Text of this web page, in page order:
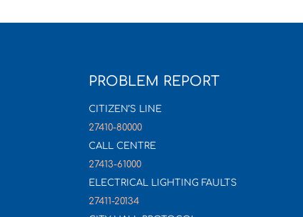
PROBLEM REPORT
CITIZEN’S LINE
27410-80000
CALL CENTRE
27413-61000
ELECTRICAL LIGHTING FAULTS
27411-20134